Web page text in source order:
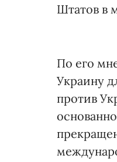
Штатов в
По его
Украину
против